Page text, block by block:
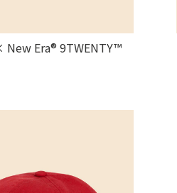
Era® 9TWENTY™